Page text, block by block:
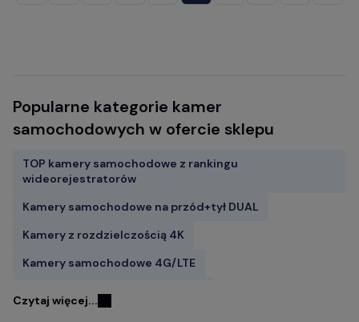
Popularne kategorie kamer
samochodowych w ofercie sklepu
TOP kamery samochodowe z rankingu
wideorejestratorów
Kamery samochodowe na przód+tył DUAL
Kamery z rozdzielczością 4K
Kamery samochodowe 4G/LTE
Kamery samochodowe FITCAMX
Czytaj więcej...